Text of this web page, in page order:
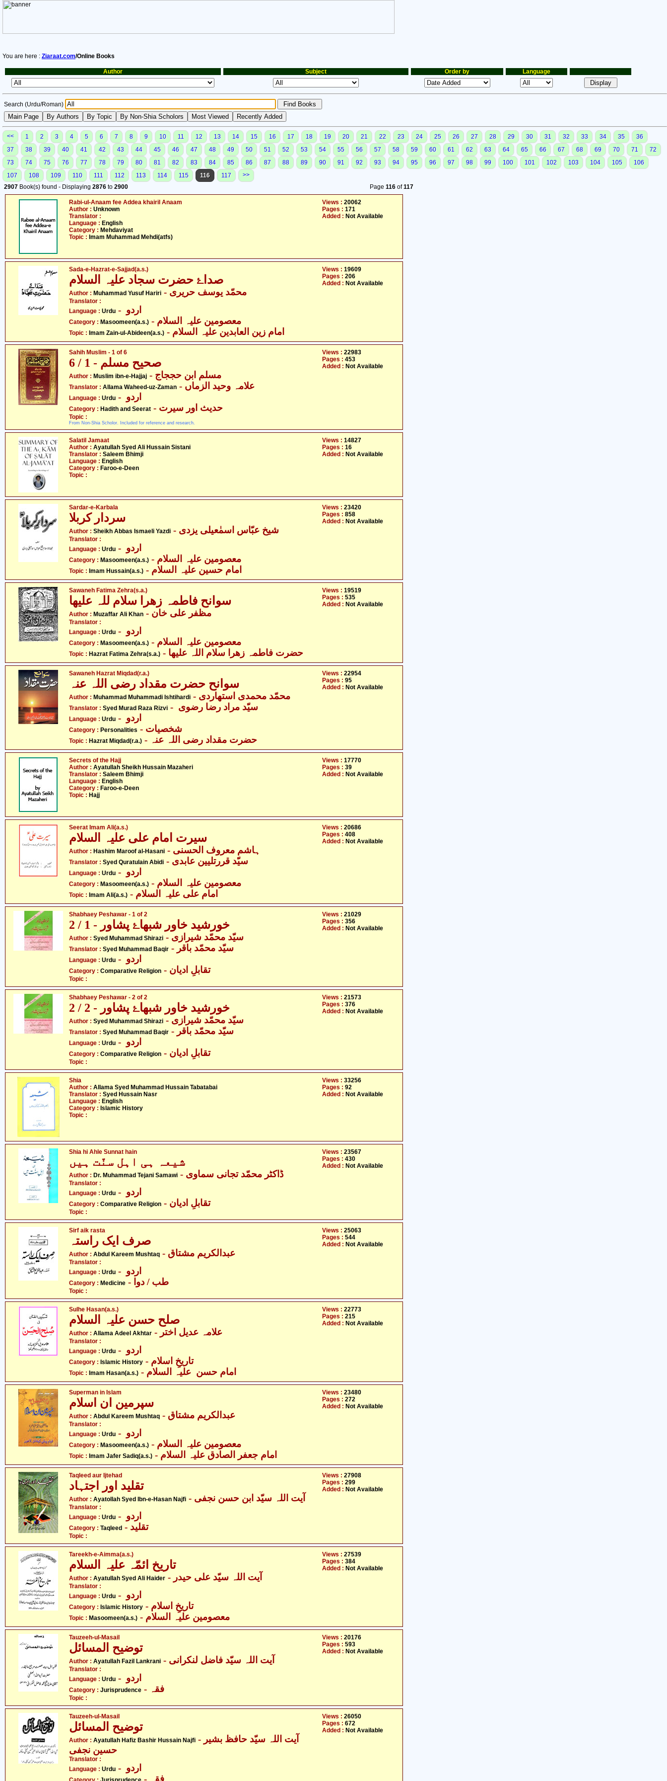
You are here : Ziaraat.com/Online Books
Author Subject Order by Language
Search (Urdu/Roman)
<< 1 2 3 4 5 6 7 8 9 10 11 12 13 14 15 16 17 18 19 20 21 22 23 24 25 26 27 28 29 30 31 32 33 34 35
36
37
38 39 40 41 42 43 44 45 46 47 48 49 50 51 52 53 54 55 56 57 58 59 60 61 62 63 64 65 66 67 68 69 70 71
72
73
74 75 76 77 78 79 80 81 82 83 84 85 86 87 88 89 90 91 92 93 94 95 96 97 98 99 100 101 102 103 104 105
106
107
108 109 110 111 112 113 114 115 116 117
>>
2907 Book(s) found - Displaying 2876 to 2900 Page 116of117
Rabi-ul-Anaam fee Addea khairil Anaam
Author : Unknown
Translator :
Language : English
Category : Mehdaviyat
Topic : Imam Muhammad Mehdi(atfs)
Views : 20062
Pages : 171
Added : Not Available
Sada-e-Hazrat-e-Sajjad(a.s.)
صداۓ حضرت سجاد علیہ السلام
Author : Muhammad Yusuf Hariri - محمّد یوسف حریری
Translator :
Language : Urdu
Category : Masoomeen(a.s.)
Topic : Imam Zain-ul-Abideen(a.s.)
Views : 19609
Pages : 206
Added : Not Available
Sahih Muslim - 1 of 6
صحیح مسلم - 1 / 6
Author : Muslim ibn-e-Hajjaj - مسلم ابن حججاج
Translator : Allama Waheed-uz-Zaman - علامہ وحید الزماں
Language : Urdu
Category : Hadith and Seerat - حدیث اور سیرت
Topic :
From Non-Shia Scholor. Included for reference and research.
Views : 22983
Pages : 453
Added : Not Available
Salatil Jamaat
Author : Ayatullah Syed Ali Hussain Sistani
Translator : Saleem Bhimji
Language : English
Category : Faroo-e-Deen
Topic :
Views : 14827
Pages : 16
Added : Not Available
Sardar-e-Karbala
سردار کربلا
Author : Sheikh Abbas Ismaeli Yazdi - شیخ عبّاس اسمٰعیلی یزدی
Translator :
Language : Urdu
Category : Masoomeen(a.s.)
Topic : Imam Hussain(a.s.) - امام حسین علیہ السلام
Views : 23420
Pages : 858
Added : Not Available
Sawaneh Fatima Zehra(s.a.)
Author : Muzaffar Ali Khan - مظفر علی خان
Translator :
Language : Urdu
Category : Masoomeen(a.s.)
Topic : Hazrat Fatima Zehra(s.a.) - حضرت فاطمہ زھرا سلام اللہ علیھا
Views : 19519
Pages : 535
Added : Not Available
Sawaneh Hazrat Miqdad(r.a.)
سوانح حضرت مقداد رضی اللہ عنہ
Author : Muhammad Muhammadi Ishtihardi - محمّد محمدی استھاردی
Translator : Syed Murad Raza Rizvi
Language : Urdu
Category : Personalities - شخصیات
Topic : Hazrat Miqdad(r.a.) - حضرت مقداد رضی اللہ عنہ
Views : 22954
Pages : 95
Added : Not Available
Secrets of the Hajj
Author : Ayatullah Sheikh Hussain Mazaheri
Translator : Saleem Bhimji
Language : English
Category : Faroo-e-Deen
Topic : Hajj
Views : 17770
Pages : 39
Added : Not Available
Seerat Imam Ali(a.s.)
سیرت امام علی علیہ السلام
Author : Hashim Maroof al-Hasani - ہاشم معروف الحسنی
Translator : Syed Quratulain Abidi - سیّد قررتلیین عابدی
Language : Urdu
Category : Masoomeen(a.s.)
Topic : Imam Ali(a.s.)
Views : 20686
Pages : 408
Added : Not Available
Shabhaey Peshawar - 1 of 2
خورشید خاور شبھاۓ پشاور - 1 / 2
Author : Syed Muhammad Shirazi - سیّد محمّد شیرازی
Translator : Syed Muhammad Baqir - سیّد محمّد باقر
Language : Urdu
Category : Comparative Religion - تقابلِ ادیان
Topic :
Views : 21029
Pages : 356
Added : Not Available
Shabhaey Peshawar - 2 of 2
خورشید خاور شبھاۓ پشاور - 2 / 2
Author : Syed Muhammad Shirazi - سیّد محمّد شیرازی
Translator : Syed Muhammad Baqir - سیّد محمّد باقر
Language : Urdu
Category : Comparative Religion - تقابلِ ادیان
Topic :
Views : 21573
Pages : 376
Added : Not Available
Shia
Author : Allama Syed Muhammad Hussain Tabatabai
Translator : Syed Hussain Nasr
Language : English
Category : Islamic History
Topic :
Views : 33256
Pages : 92
Added : Not Available
Shia hi Ahle Sunnat hain
Author : Dr. Muhammad Tejani Samawi - ڈاکٹر محمّد تجانی سماوی
Translator :
Language : Urdu
Category : Comparative Religion - تقابلِ ادیان
Topic :
Views : 23567
Pages : 430
Added : Not Available
Sirf aik rasta
صرف ایک راستہ
Author : Abdul Kareem Mushtaq - عبدالکریم مشتاق
Translator :
Language : Urdu
Category : Medicine - طب / دوا
Topic :
Views : 25063
Pages : 544
Added : Not Available
Sulhe Hasan(a.s.)
صلح حسن علیہ السلام
Author : Allama Adeel Akhtar - علامہ عدیل اختر
Translator :
Language : Urdu
Category : Islamic History - تاریخِ اسلام
Topic : Imam Hasan(a.s.) - امام حسن علیہ السلام
Views : 22773
Pages : 215
Added : Not Available
Superman in Islam
سپرمین ان اسلام
Author : Abdul Kareem Mushtaq - عبدالکریم مشتاق
Translator :
Language : Urdu
Category : Masoomeen(a.s.)
Topic : Imam Jafer Sadiq(a.s.) - امام جعفر الصادق علیہ السلام
Views : 23480
Pages : 272
Added : Not Available
Taqleed aur Ijtehad
Author : Ayatollah Syed Ibn-e-Hasan Najfi
Translator :
Language : Urdu
Category : Taqleed - تقلید
Topic :
Views : 27908
Pages : 299
Added : Not Available
Tareekh-e-Aimma(a.s.)
تاریخ ائمّہ علیہ السلام
Author : Ayatullah Syed Ali Haider - آیت اللہ سیّد علی حیدر
Translator :
Language : Urdu
Category : Islamic History - تاریخِ اسلام
Topic : Masoomeen(a.s.) - معصومین علیہ السلام
Views : 27539
Pages : 384
Added : Not Available
Tauzeeh-ul-Masail
توضیح المسائل
Author : Ayatullah Fazil Lankrani - آیت اللہ سیّد فاضل لنکرانی
Translator :
Language : Urdu
Category : Jurisprudence - فقہ
Topic :
Views : 20176
Pages : 593
Added : Not Available
Tauzeeh-ul-Masail
توضیح المسائل
Author : Ayatullah Hafiz Bashir Hussain Najfi - آیت اللہ سیّد حافظ بشیر
حسین نجفی
Translator :
Language : Urdu
- فقہ
Views : 26050
Pages : 672
Added : Not Available